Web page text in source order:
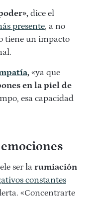
dice el
presente, a no
tiene un impacto
, «ya que
en la piel de
esa capacidad
ser la rumiación
constantes
«Concentrarte